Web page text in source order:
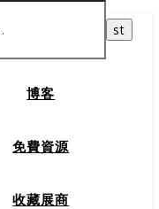
博客
免費資源
收藏展商